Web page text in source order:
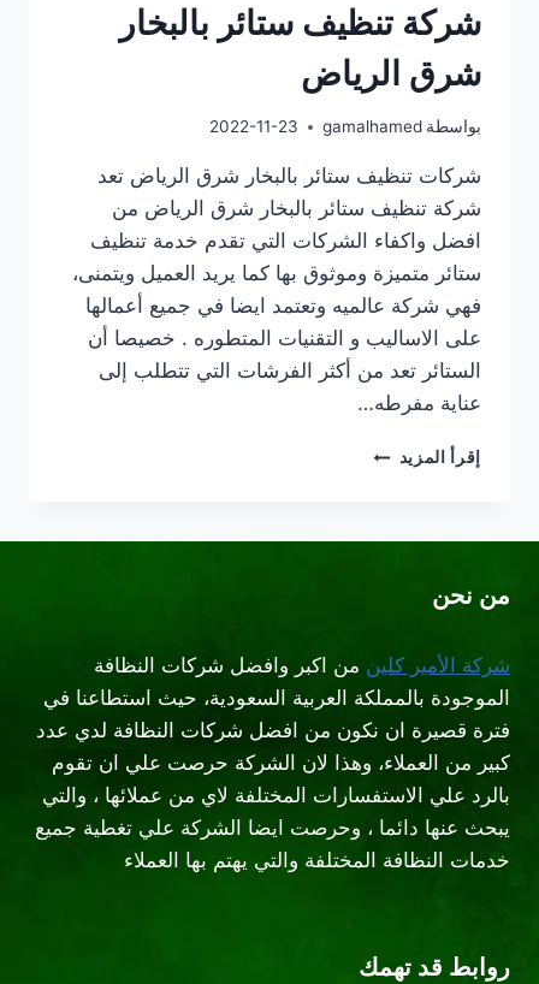
شركة تنظيف ستائر بالبخار
شرق الرياض
بواسطة gamalhamed
2022-11-23
شركات تنظيف ستائر بالبخار شرق الرياض تعد
شركة تنظيف ستائر بالبخار شرق الرياض من
افضل واكفاء الشركات التي تقدم خدمة تنظيف
ستائر متميزة وموثوق بها كما يريد العميل ويتمنى،
فهي شركة عالميه وتعتمد ايضا في جميع أعمالها
على الاساليب و التقنيات المتطوره . خصيصا أن
الستائر تعد من أكثر الفرشات التي تتطلب إلى
عناية مفرطه…
إقرأ المزيد شركة
من نحن
شركة الأمير كلين من اكبر وافضل شركات النظافة
الموجودة بالمملكة العربية السعودية، حيث استطاعنا في
فترة قصيرة ان نكون من افضل شركات النظافة لدي عدد
كبير من العملاء، وهذا لان الشركة حرصت علي ان تقوم
بالرد علي الاستفسارات المختلفة لاي من عملائها ، والتي
يبحث عنها دائما ، وحرصت ايضا الشركة علي تغطية جميع
خدمات النظافة المختلفة والتي يهتم بها العملاء
روابط قد تهمك